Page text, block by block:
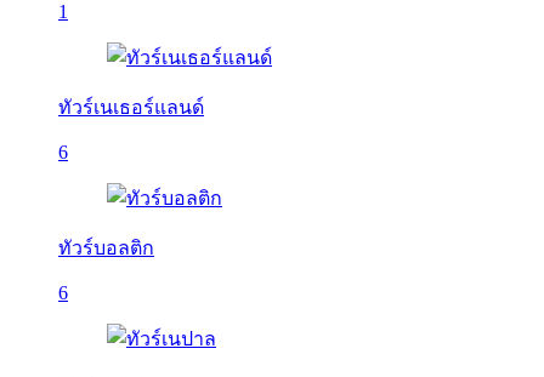
1
ทัวร์เนเธอร์แลนด์
6
ทัวร์บอลติก
6